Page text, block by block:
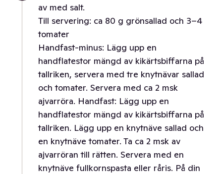
av med salt.
Till servering: ca 80 g grönsallad och 3–4
tomater
Handfast-minus: Lägg upp en
handflatestor mängd av kikärtsbiffarna på
tallriken, servera med tre knytnävar sallad
och tomater. Servera med ca 2 msk
ajvarröra. Handfast: Lägg upp en
handflatestor mängd av kikärtsbiffarna på
tallriken. Lägg upp en knytnäve sallad och
en knytnäve tomater. Ta ca 2 msk av
ajvarröran till rätten. Servera med en
knytnäve fullkornspasta eller råris. På din